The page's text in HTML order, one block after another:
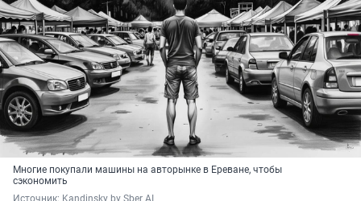
Многие покупали машины на авторынке в Ереване, чтобы
сэкономить